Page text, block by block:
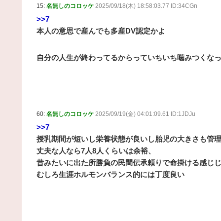
15: 名無しのコロッケ 2025/09/18(木) 18:58:03.77 ID:34CGn
>>7
本人の意思で産んでも多産DV認定かよ
自分の人生が終わってるからっていちいち噛みつくな
60: 名無しのコロッケ 2025/09/19(金) 04:01:09.61 ID:1JDJu
>>7
授乳期間が短いし栄養状態が良いし胎児の大きさも管
丈夫な人なら7人8人くらいは余裕、
昔みたいに出た所勝負の民間伝承頼りで命掛ける感じ
むしろ生涯ホルモンバランス的には丁度良い